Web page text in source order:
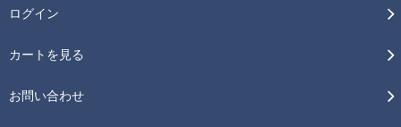
ログイン
カートを見る
お問い合わせ